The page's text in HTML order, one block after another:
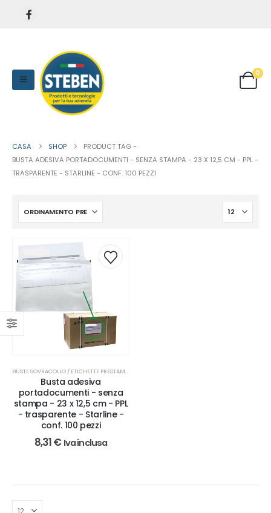
0
CASA SHOP
PRODUCT TAG -
BUSTA ADESIVA PORTADOCUMENTI - SENZA STAMPA - 23 X 12,5 CM - PPL -
TRASPARENTE - STARLINE - CONF. 100 PEZZI
BUSTE SOVRACOLLO / ETICHETTE PRESTAMPATE
Busta adesiva
portadocumenti - senza
stampa - 23 x 12,5 cm - PPL
- trasparente - Starline -
conf. 100 pezzi
8,31€ Iva inclusa